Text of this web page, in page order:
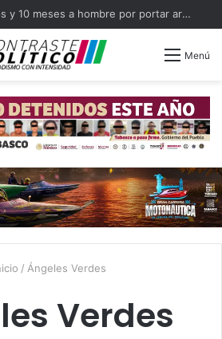
Sentencian a 3 años y 10 meses a hombre por portar arma en Balancán
Menú
/ Ángeles Verdes
Verdes